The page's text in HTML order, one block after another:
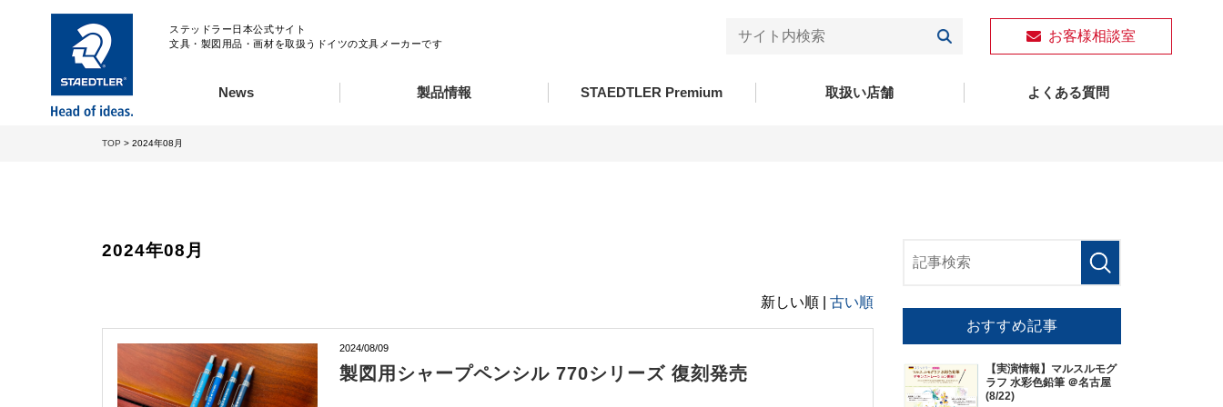
ステッドラー日本公式サイト
文具・製図用品・画材を取扱うドイツの文具メーカーです
お客様相談室
News 製品情報 STAEDTLER Premium 取扱い店舗 よくある質問
TOP > 2024年08月
2024年08月
新しい順 | 古い順
2024/08/09
製図用シャープペンシル 770シリーズ 復刻発売
おすすめ記事
【実演情報】マルスルモグ
ラフ 水彩色鉛筆 ＠名古屋
(8/22)